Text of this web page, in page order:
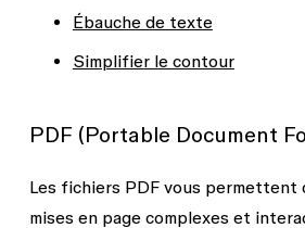
Ébauche de texte
Simplifier le contour
PDF (Portable Document
Les fichiers PDF vous permettent
mises en page complexes et